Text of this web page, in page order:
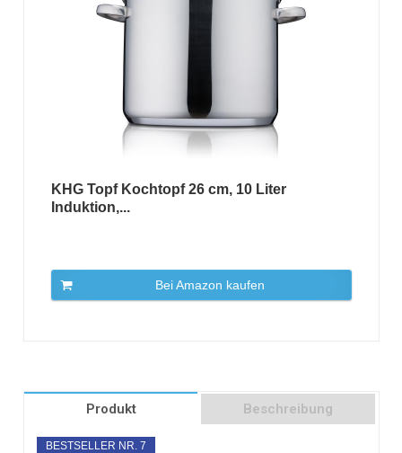
KHG Topf Kochtopf 26 cm, 10 Liter
Induktion,...
Bei Amazon kaufen
Produkt Beschreibung
BESTSELLER NR. 7